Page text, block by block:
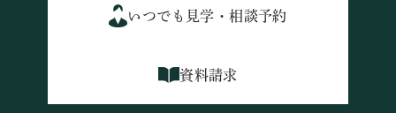
いつでも見学・相談予約
資料請求